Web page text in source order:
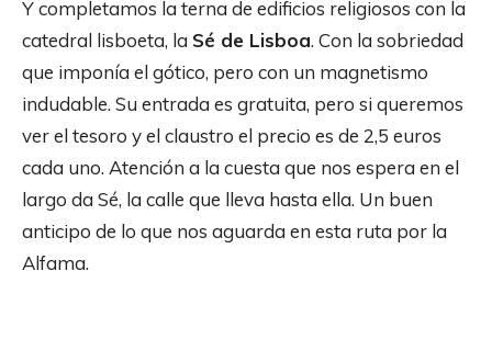
Y completamos la terna de edificios religiosos con la
catedral lisboeta, la Sé de Lisboa. Con la sobriedad
que imponía el gótico, pero con un magnetismo
indudable. Su entrada es gratuita, pero si queremos
ver el tesoro y el claustro el precio es de 2,5 euros
cada uno. Atención a la cuesta que nos espera en el
largo da Sé, la calle que lleva hasta ella. Un buen
anticipo de lo que nos aguarda en esta ruta por la
Alfama.